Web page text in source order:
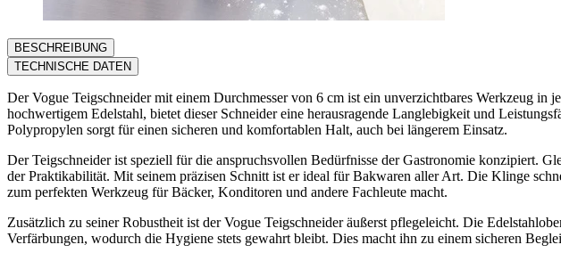
BESCHREIBUNG
TECHNISCHE DATEN
Der Vogue Teigschneider mit einem Durchmesser von 6 cm ist ein unverzichtbares Werkzeug in
hochwertigem Edelstahl, bietet dieser Schneider eine herausragende Langlebigkeit und
Polypropylen sorgt für einen sicheren und komfortablen Halt, auch bei längerem Einsatz.
Der Teigschneider ist speziell für die anspruchsvollen Bedürfnisse der Gastronomie konzipiert.
der Praktikabilität. Mit seinem präzisen Schnitt ist er ideal für Bakwaren aller Art. Die Klinge
zum perfekten Werkzeug für Bäcker, Konditoren und andere Fachleute macht.
Zusätzlich zu seiner Robustheit ist der Vogue Teigschneider äußerst pflegeleicht. Die
Verfärbungen, wodurch die Hygiene stets gewahrt bleibt. Dies macht ihn zu einem sicheren